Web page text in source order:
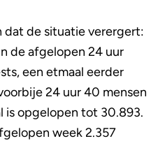
dat de situatie verergert:
de afgelopen 24 uur
een etmaal eerder
24 uur 40 mensen
is opgelopen tot 30.893.
week 2.357